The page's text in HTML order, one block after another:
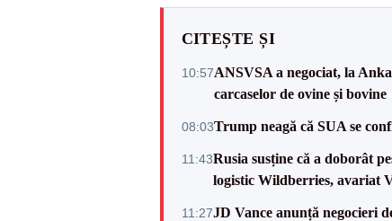
CITEȘTE ȘI
10:57ANSVSA a negociat, la
carcaselor de ovine și bovine
08:03Trump neagă că SUA se
11:43Rusia susține că a doborât
logistic Wildberries, avariat
11:27JD Vance anunță negocieri